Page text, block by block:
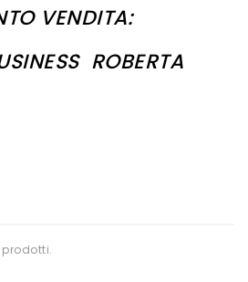
VENDITA:
ROBERTA